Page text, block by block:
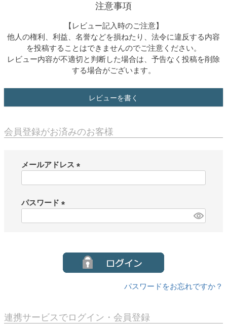
注意事項
【レビュー記入時のご注意】
他人の権利、利益、名誉などを損ねたり、法令に違反する内容
を投稿することはできませんのでご注意ください。
レビュー内容が不適切と判断した場合は、予告なく投稿を削除
する場合がございます。
レビューを書く
会員登録がお済みのお客様
メールアドレス
パスワード
パスワードをお忘れですか？
連携サービスでログイン・会員登録